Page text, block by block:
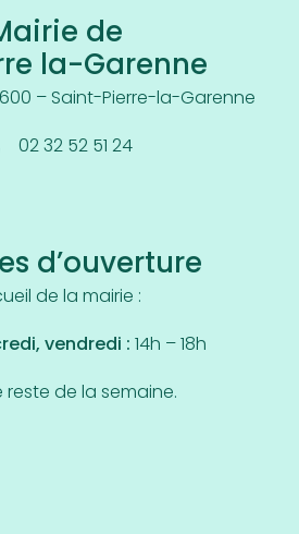
de
la-Garenne
– Saint-Pierre-la-Garenne
02 32 52 51 24
d’ouverture
de la mairie :
vendredi : 14h – 18h
reste de la semaine.